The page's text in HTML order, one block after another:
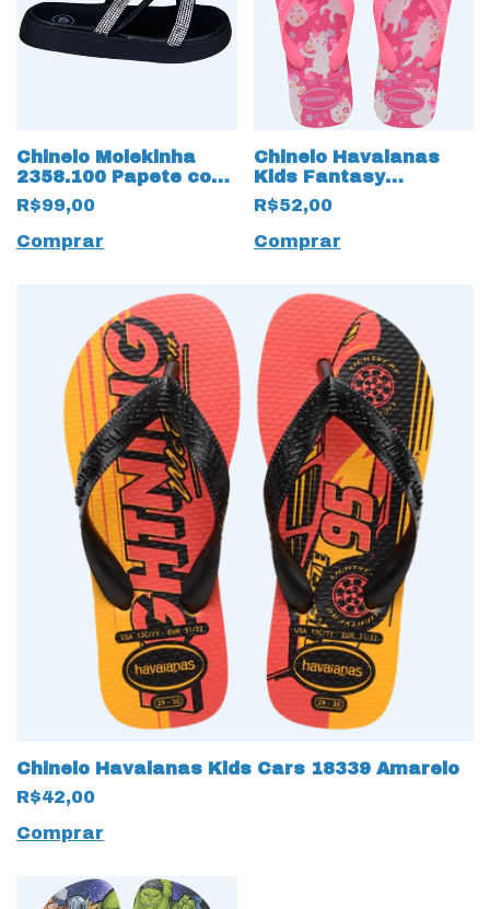
Chinelo Molekinha
2358.100 Papete com
Strass 17480 Preto
R$99,00
Comprar
Chinelo Havaianas
Kids Fantasy
Unicórnio 18326 Rosa
Flux
R$52,00
Comprar
Chinelo Havaianas Kids Cars 18339 Amarelo
R$42,00
Comprar